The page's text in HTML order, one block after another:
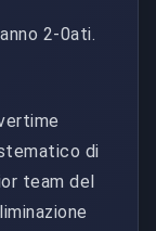
2-0ati.
di
team del